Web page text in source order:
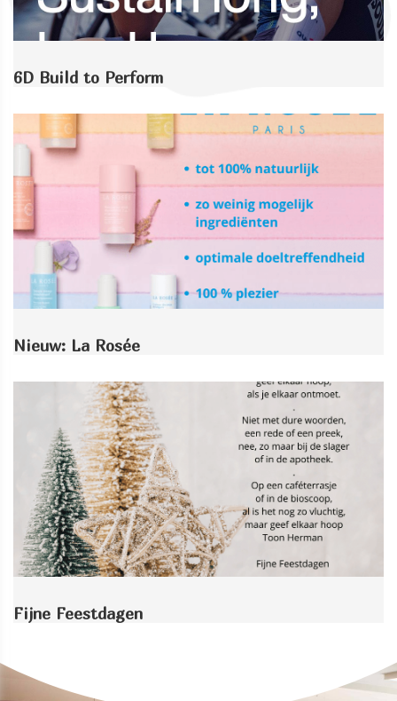
6D Build to Perform
Nieuw: La Rosée
Fijne Feestdagen